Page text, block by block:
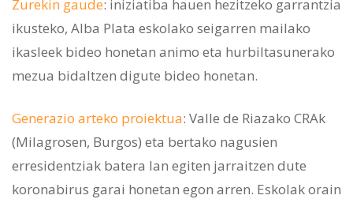
Zurekin gaude: iniziatiba hauen hezitzeko garrantzia
ikusteko, Alba Plata eskolako seigarren mailako
ikasleek bideo honetan animo eta hurbiltasunerako
mezua bidaltzen digute bideo honetan.
Generazio arteko proiektua: Valle de Riazako CRAk
(Milagrosen, Burgos) eta bertako nagusien
erresidentziak batera lan egiten jarraitzen dute
koronabirus garai honetan egon arren. Eskolak orain